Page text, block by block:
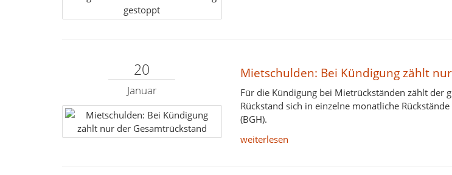
20
Januar
Mietschulden: Bei Kündigung zählt
Für die Kündigung bei Mietrückständen zählt der
Rückstand sich in einzelne monatliche
(BGH).
weiterlesen